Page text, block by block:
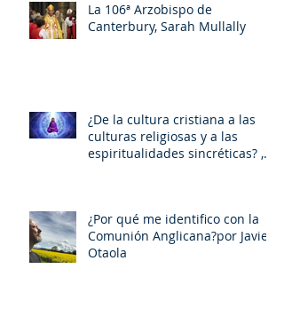
La 106ª Arzobispo de
Canterbury, Sarah Mullally
¿De la cultura cristiana a las
culturas religiosas y a las
espiritualidades sincréticas? ,
¿Por qué me identifico con la
Comunión Anglicana?por Javier
Otaola